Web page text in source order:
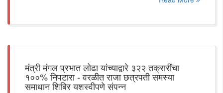
मंत्री मंगल प्रभात लोढा यांच्याद्वारे ३२२ तक्रारींचा
१००% निपटारा - वरळीत राजा छत्रपती समस्या
समाधान शिबिर यशस्वीपणे संपन्न